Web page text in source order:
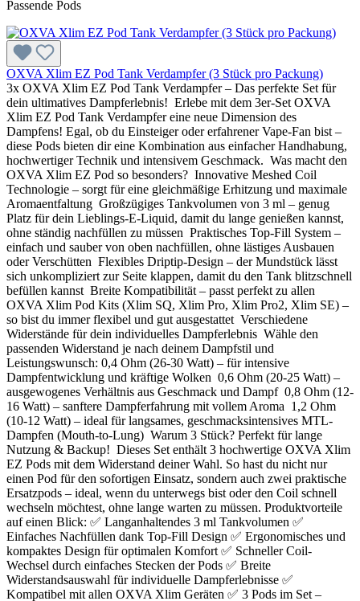
Passende Pods
OXVA Xlim EZ Pod Tank Verdampfer (3 Stück pro Packung)
3x OXVA Xlim EZ Pod Tank Verdampfer – Das perfekte Set für
dein ultimatives Dampferlebnis! Erlebe mit dem 3er-Set OXVA
Xlim EZ Pod Tank Verdampfer eine neue Dimension des
Dampfens! Egal, ob du Einsteiger oder erfahrener Vape-Fan bist –
diese Pods bieten dir eine Kombination aus einfacher Handhabung,
hochwertiger Technik und intensivem Geschmack. Was macht den
OXVA Xlim EZ Pod so besonders? Innovative Meshed Coil
Technologie – sorgt für eine gleichmäßige Erhitzung und maximale
Aromaentfaltung Großzügiges Tankvolumen von 3 ml – genug
Platz für dein Lieblings-E-Liquid, damit du lange genießen kannst,
ohne ständig nachfüllen zu müssen Praktisches Top-Fill System –
einfach und sauber von oben nachfüllen, ohne lästiges Ausbauen
oder Verschütten Flexibles Driptip-Design – der Mundstück lässt
sich unkompliziert zur Seite klappen, damit du den Tank blitzschnell
befüllen kannst Breite Kompatibilität – passt perfekt zu allen
OXVA Xlim Pod Kits (Xlim SQ, Xlim Pro, Xlim Pro2, Xlim SE) –
so bist du immer flexibel und gut ausgestattet Verschiedene
Widerstände für dein individuelles Dampferlebnis Wähle den
passenden Widerstand je nach deinem Dampfstil und
Leistungswunsch: 0,4 Ohm (26-30 Watt) – für intensive
Dampfentwicklung und kräftige Wolken 0,6 Ohm (20-25 Watt) –
ausgewogenes Verhältnis aus Geschmack und Dampf 0,8 Ohm (12-
16 Watt) – sanftere Dampferfahrung mit vollem Aroma 1,2 Ohm
(10-12 Watt) – ideal für langsames, geschmacksintensives MTL-
Dampfen (Mouth-to-Lung) Warum 3 Stück? Perfekt für lange
Nutzung & Backup! Dieses Set enthält 3 hochwertige OXVA Xlim
EZ Pods mit dem Widerstand deiner Wahl. So hast du nicht nur
einen Pod für den sofortigen Einsatz, sondern auch zwei praktische
Ersatzpods – ideal, wenn du unterwegs bist oder den Coil schnell
wechseln möchtest, ohne lange warten zu müssen. Produktvorteile
auf einen Blick: ✅ Langanhaltendes 3 ml Tankvolumen ✅
Einfaches Nachfüllen dank Top-Fill Design ✅ Ergonomisches und
kompaktes Design für optimalen Komfort ✅ Schneller Coil-
Wechsel durch einfaches Stecken der Pods ✅ Breite
Widerstandsauswahl für individuelle Dampferlebnisse ✅
Kompatibel mit allen OXVA Xlim Geräten ✅ 3 Pods im Set –